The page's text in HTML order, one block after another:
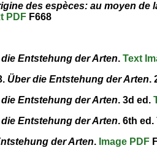
des espèces: au moyen de
PDF F668
die Entstehung der Arten.Text
Über die Entstehung der Arten.
die Entstehung der Arten. 3d ed.
die Entstehung der Arten. 6th ed.
der Arten. Image PDF